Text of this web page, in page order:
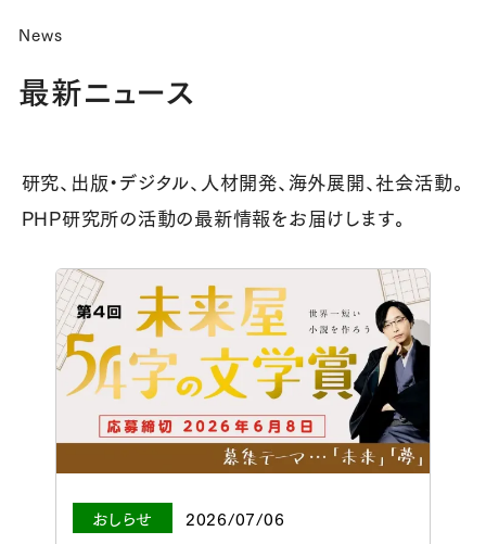
News
最新ニュース
研究、出版・デジタル、人材開発、海外展開、社会活動。
PHP研究所の活動の最新情報をお届けします。
おしらせ 2026/07/06